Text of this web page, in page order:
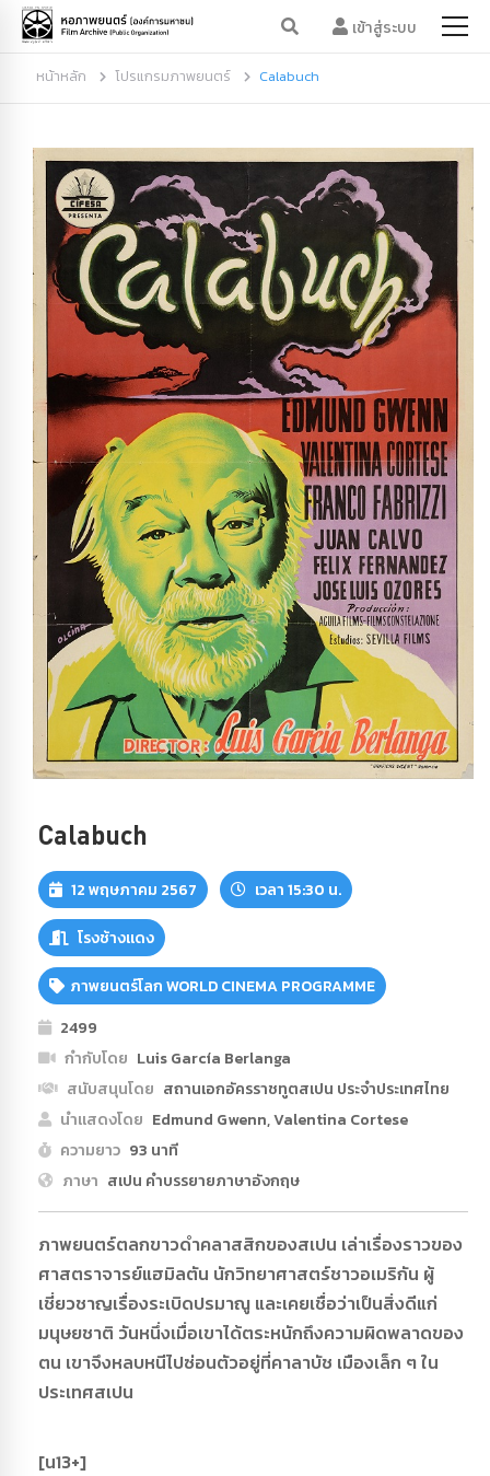
เข้าสู่ระบบ
หน้าหลัก โปรแกรมภาพยนตร์ Calabuch
Calabuch
12 พฤษภาคม 2567 เวลา 15:30 น.
โรงช้างแดง
ภาพยนตร์โลก WORLD CINEMA PROGRAMME
2499
กำกับโดย Luis García Berlanga
สนับสนุนโดย สถานเอกอัครราชทูตสเปน ประจำประเทศไทย
นำแสดงโดย Edmund Gwenn, Valentina Cortese
ความยาว 93 นาที
ภาษา สเปน คำบรรยายภาษาอังกฤษ
ภาพยนตร์ตลกขาวดำคลาสสิกของสเปน เล่าเรื่องราวของ
ศาสตราจารย์แฮมิลตัน นักวิทยาศาสตร์ชาวอเมริกัน ผู้
เชี่ยวชาญเรื่องระเบิดปรมาณู และเคยเชื่อว่าเป็นสิ่งดีแก่
มนุษยชาติ วันหนึ่งเมื่อเขาได้ตระหนักถึงความผิดพลาดของ
ตน เขาจึงหลบหนีไปซ่อนตัวอยู่ที่คาลาบัช เมืองเล็ก ๆ ใน
ประเทศสเปน
[น13+]